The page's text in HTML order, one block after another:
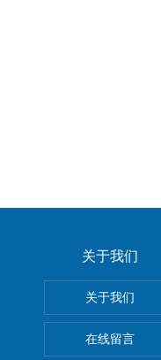
关于我们
关于我们
在线留言